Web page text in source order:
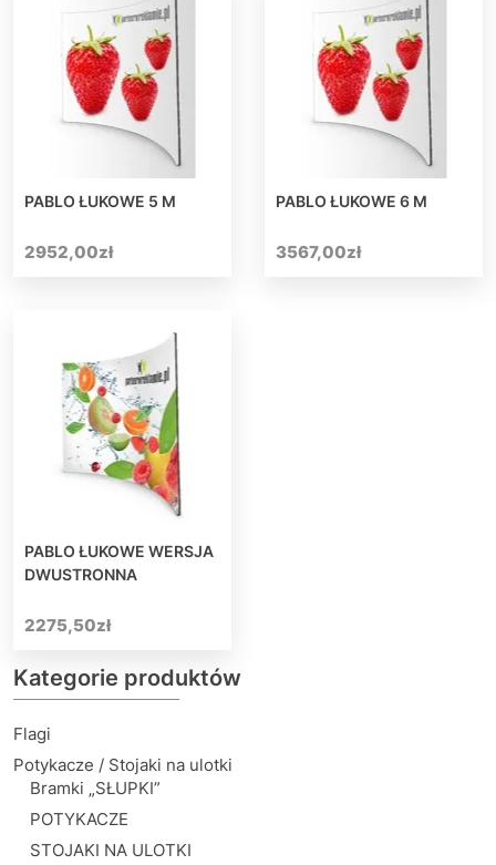
PABLO ŁUKOWE 5 M
2952,00zł
PABLO ŁUKOWE 6 M
3567,00zł
PABLO ŁUKOWE WERSJA
DWUSTRONNA
2275,50zł
Kategorie produktów
Flagi
Potykacze / Stojaki na ulotki
Bramki „SŁUPKI”
POTYKACZE
STOJAKI NA ULOTKI